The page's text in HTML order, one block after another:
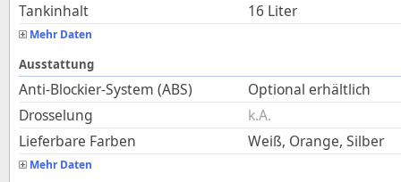
Tankinhalt
16 Liter
Mehr Daten
Ausstattung
Anti-Blockier-System (ABS)
Optional erhältlich
Drosselung
k.A.
Lieferbare Farben
Weiß, Orange, Silber
Mehr Daten